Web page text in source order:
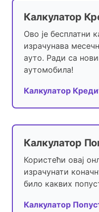
Калкулатор
Ово је бесплатни
израчунава
ауто. Ради са
аутомобила!
Калкулатор
Калкулатор
Користећи овај
израчунати
било каквих
Калкулатор